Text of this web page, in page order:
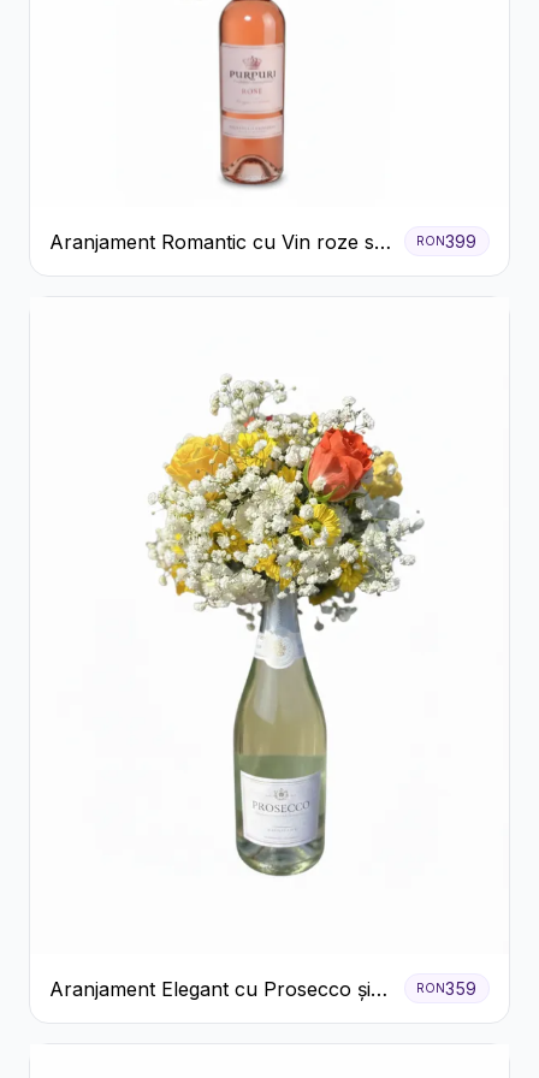
Aranjament Romantic cu Vin roze si
Flori pastel
RON399
Aranjament Elegant cu Prosecco și
Flori Galbene.
RON359